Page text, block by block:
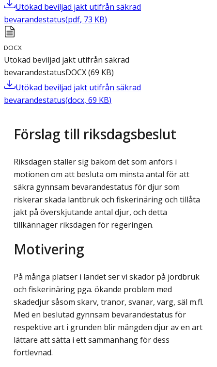
Utökad beviljad jakt utifrån säkrad
bevarandestatus(pdf, 73 KB)
DOCX
Utökad beviljad jakt utifrån säkrad
bevarandestatusDOCX(69 KB)
Utökad beviljad jakt utifrån säkrad
bevarandestatus(docx, 69 KB)
Förslag till riksdagsbeslut
Riksdagen ställer sig bakom det som anförs i
motionen om att besluta om minsta antal för att
säkra gynnsam bevarandestatus för djur som
riskerar skada lantbruk och fiskerinäring och tillåta
jakt på överskjutande antal djur, och detta
tillkännager riksdagen för regeringen.
Motivering
På många platser i landet ser vi skador på jordbruk
och fiskerinäring pga. ökande problem med
skadedjur såsom skarv, tranor, svanar, varg, säl m.fl.
Med en beslutad gynnsam bevarandestatus för
respektive art i grunden blir mängden djur av en art
lättare att sätta i ett sammanhang för dess
fortlevnad.